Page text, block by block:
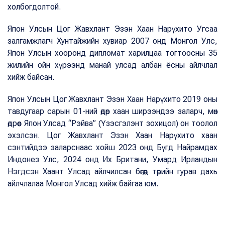
холбогдолтой.
Япон Улсын Цог Жавхлант Эзэн Хаан Нарүхито Угсаа
залгамжлагч Хунтайжийн хувиар 2007 онд Монгол Улс,
Япон Улсын хооронд дипломат харилцаа тогтоосны 35
жилийн ойн хүрээнд манай улсад албан ёсны айлчлал
хийж байсан.
Япон Улсын Цог Жавхлант Эзэн Хаан Нарүхито 2019 оны
тавдугаар сарын 01-ний өдөр хаан ширээндээ заларч, мөн
өдрөөс Япон Улсад “Рэйва” (Үзэсгэлэнт зохицол) он тоолол
эхэлсэн. Цог Жавхлант Эзэн Хаан Нарүхито хаан
сэнтийдээ заларснаас хойш 2023 онд Бүгд Найрамдах
Индонез Улс, 2024 онд Их Британи, Умард Ирландын
Нэгдсэн Хаант Улсад айлчилсан бөгөөд төрийн гурав дахь
айлчлалаа Монгол Улсад хийж байгаа юм.